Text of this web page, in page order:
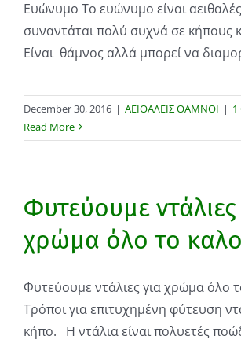
Ευώνυμο Το ευώνυμο είναι
συναντάται πολύ συχνά σε κήπους
Είναι θάμνος αλλά μπορεί να
December 30, 2016 | ΑΕΙΘΑΛΕΙΣ ΘΑΜΝΟΙ |
Read More
Φυτεύουμε ντάλιες
χρώμα όλο το
Φυτεύουμε ντάλιες για χρώμα όλο
Τρόποι για επιτυχημένη φύτευση
κήπο. Η ντάλια είναι πολυετές